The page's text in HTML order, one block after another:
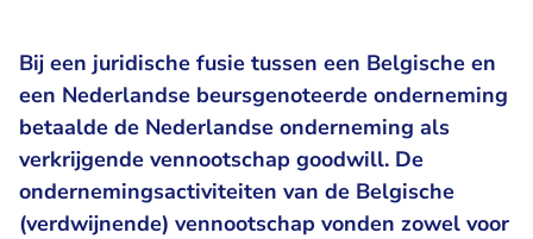
Bij een juridische fusie tussen een Belgische en
een Nederlandse beursgenoteerde onderneming
betaalde de Nederlandse onderneming als
verkrijgende vennootschap goodwill. De
ondernemingsactiviteiten van de Belgische
(verdwijnende) vennootschap vonden zowel voor